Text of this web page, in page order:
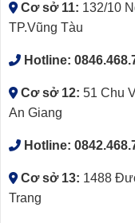
Cơ sở 11: 132/10
TP.Vũng Tàu
Hotline:
Cơ sở 12: 51 Chu
An Giang
Hotline:
Cơ sở 13: 1488
Trang